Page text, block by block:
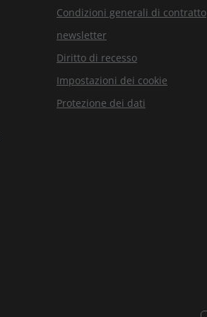
Condizioni generali di contratto
newsletter
Diritto di recesso
Impostazioni dei cookie
Protezione dei dati